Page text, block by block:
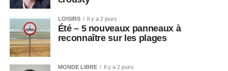
LOISIRS Il y a 2 jours
Été – 5 nouveaux panneaux à
reconnaître sur les plages
MONDE LIBRE Il y a 2 jours